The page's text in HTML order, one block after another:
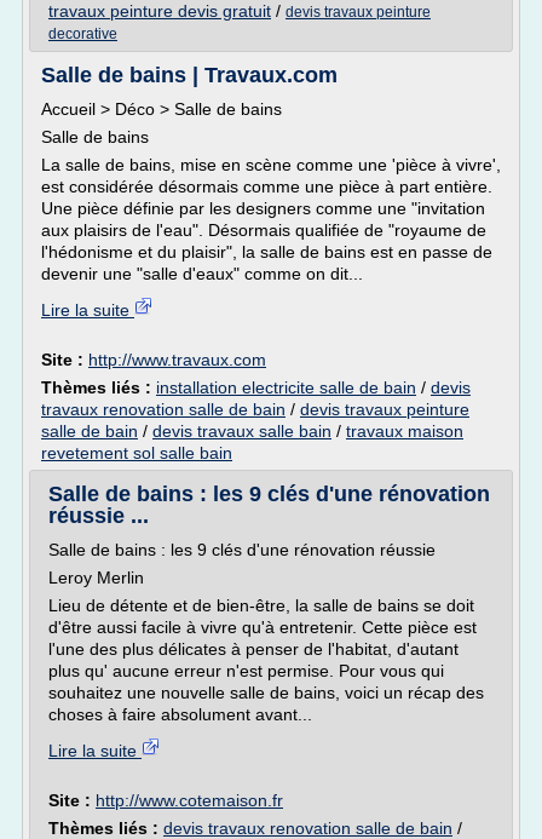
travaux peinture devis gratuit / devis travaux peinture
decorative
Salle de bains | Travaux.com
Accueil > Déco > Salle de bains
Salle de bains
La salle de bains, mise en scène comme une 'pièce à vivre',
est considérée désormais comme une pièce à part entière.
Une pièce définie par les designers comme une "invitation
aux plaisirs de l'eau". Désormais qualifiée de "royaume de
l'hédonisme et du plaisir", la salle de bains est en passe de
devenir une "salle d'eaux" comme on dit...
Lire la suite
Site : http://www.travaux.com
Thèmes liés : installation electricite salle de bain / devis
travaux renovation salle de bain / devis travaux peinture
salle de bain / devis travaux salle bain / travaux maison
revetement sol salle bain
Salle de bains : les 9 clés d'une rénovation
réussie ...
Salle de bains : les 9 clés d'une rénovation réussie
Leroy Merlin
Lieu de détente et de bien-être, la salle de bains se doit
d'être aussi facile à vivre qu'à entretenir. Cette pièce est
l'une des plus délicates à penser de l'habitat, d'autant
plus qu' aucune erreur n'est permise. Pour vous qui
souhaitez une nouvelle salle de bains, voici un récap des
choses à faire absolument avant...
Lire la suite
Site : http://www.cotemaison.fr
Thèmes liés : devis travaux renovation salle de bain /